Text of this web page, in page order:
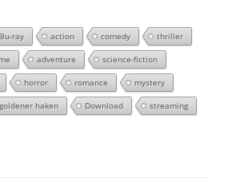
ray action comedy thriller
adventure science-fiction
horror romance mystery
goldener haken Download streaming